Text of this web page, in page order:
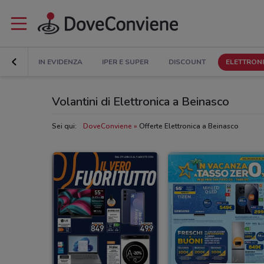
IN EVIDENZA IPER E SUPER DISCOUNT
Volantini di Elettronica a Beinasco
Sei qui: DoveConviene Offerte Elettronica a Beinasco